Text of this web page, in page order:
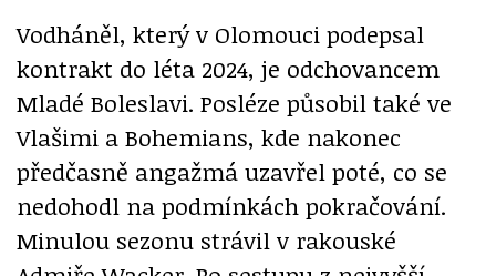
Vodháněl, který v Olomouci podepsal
kontrakt do léta 2024, je odchovancem
Mladé Boleslavi. Posléze působil také ve
Vlašimi a Bohemians, kde nakonec
předčasně angažmá uzavřel poté, co se
nedohodl na podmínkách pokračování.
Minulou sezonu strávil v rakouské